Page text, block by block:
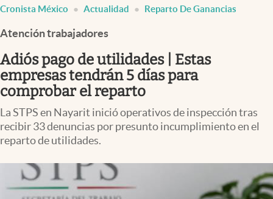
USA
Pc y celular
Vida y estilo
Tv
Clima
Espiritualidad
Mediakit
Cronista México Actualidad Reparto De Ganancias
Atención trabajadores
Adiós pago de utilidades | Estas
empresas tendrán 5 días para
comprobar el reparto
La STPS en Nayarit inició operativos de inspección tras
recibir 33 denuncias por presunto incumplimiento en el
reparto de utilidades.